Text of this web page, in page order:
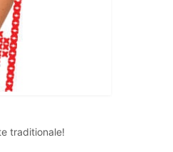
traditionale!